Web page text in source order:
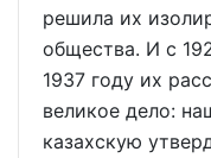
решила их
общества. И с
1937 году их
великое дело:
казахскую